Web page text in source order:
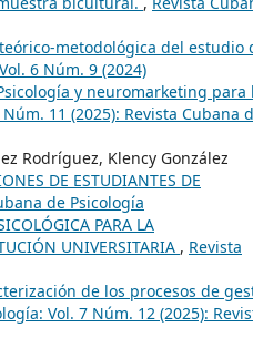
metodológica del estudio
6 Núm. 9 (2024)
y neuromarketing para
11 (2025): Revista Cubana
Rodríguez, Klency González
DE ESTUDIANTES DE
de Psicología
PARA LA
UNIVERSITARIA , Revista
de los procesos de
Vol. 7 Núm. 12 (2025):